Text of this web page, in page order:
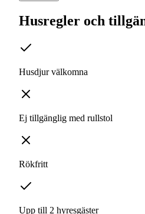
Husregler och
Husdjur välkomna
Ej tillgänglig med rullstol
Rökfritt
Upp till 2 hyresgäster